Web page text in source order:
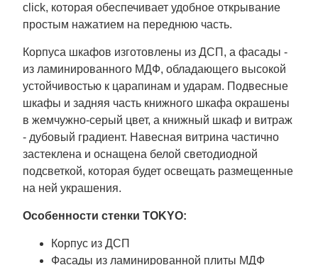
click, которая обеспечивает удобное открывание
простым нажатием на переднюю часть.
Корпуса шкафов изготовлены из ДСП, а фасады -
из ламинированного МДФ, обладающего высокой
устойчивостью к царапинам и ударам. Подвесные
шкафы и задняя часть книжного шкафа окрашены
в жемчужно-серый цвет, а книжный шкаф и витраж
- дубовый градиент. Навесная витрина частично
застеклена и оснащена белой светодиодной
подсветкой, которая будет освещать размещенные
на ней украшения.
Особенности стенки TOKYO:
Корпус из ДСП
Фасады из ламинированной плиты МДФ